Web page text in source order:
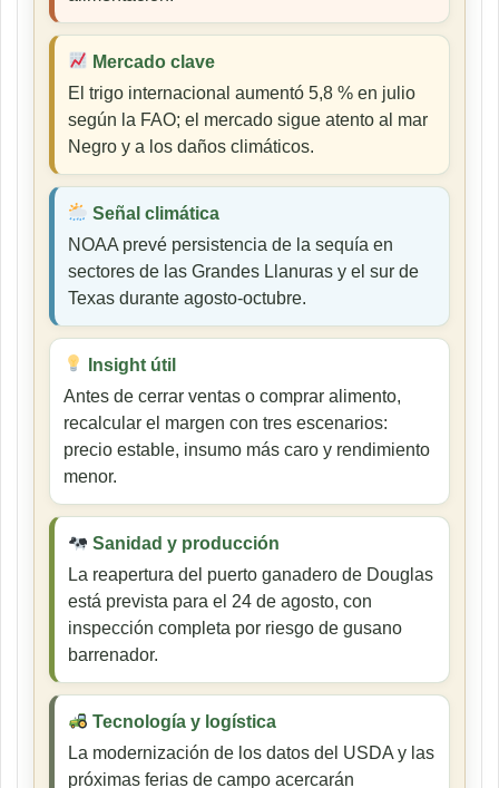
Mercado clave
El trigo internacional aumentó 5,8 % en julio
según la FAO; el mercado sigue atento al mar
Negro y a los daños climáticos.
Señal climática
NOAA prevé persistencia de la sequía en
sectores de las Grandes Llanuras y el sur de
Texas durante agosto-octubre.
Insight útil
Antes de cerrar ventas o comprar alimento,
recalcular el margen con tres escenarios:
precio estable, insumo más caro y rendimiento
menor.
Sanidad y producción
La reapertura del puerto ganadero de Douglas
está prevista para el 24 de agosto, con
inspección completa por riesgo de gusano
barrenador.
Tecnología y logística
La modernización de los datos del USDA y las
próximas ferias de campo acercarán